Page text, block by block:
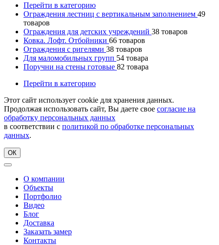
Перейти в категорию
Ограждения лестниц с вертикальным заполнением 49
товаров
Ограждения для детских учреждений 38 товаров
Ковка. Лофт. Отбойники 66 товаров
Ограждения с ригелями 38 товаров
Для маломобильных групп 54 товара
Поручни на стены готовые 82 товара
Перейти в категорию
Этот сайт использует cookie для хранения данных.
Продолжая использовать сайт, Вы даете свое согласие на
обработку персональных данных
в соответствии с политикой по обработке персональных
данных.
ОК
О компании
Объекты
Портфолио
Видео
Блог
Доставка
Заказать замер
Контакты